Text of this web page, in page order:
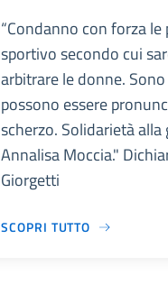
“Condanno con forza
sportivo secondo cui
arbitrare le donne.
possono essere
scherzo. Solidarietà
Annalisa Moccia."
Giorgetti
SCOPRI TUTTO